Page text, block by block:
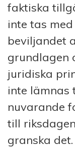
faktiska
inte tas
beviljandet
grundlagen
juridiska
inte lämnas
nuvarande
till
granska det.